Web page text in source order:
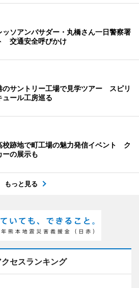
ッソアンバサダー・丸橋さん一日警察署
交通安全呼びかけ
のサントリー工場で見学ツアー スピリ
ュール工房巡る
校跡地で町工場の魅力発信イベント ク
ーの展示も
もっと見る
クセスランキング